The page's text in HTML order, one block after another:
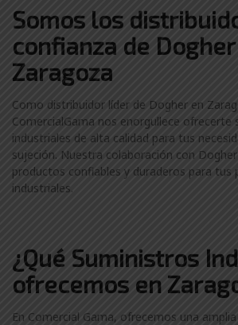
Somos los
confianza de
Zaragoza
Como distribuidor líder de Dogher en
ComercialGama nos enorgullece ofrecerte
industriales de alta calidad para tus
sujeción. Nuestra colaboración con
productos confiables y duraderos para tus
industriales.
¿Qué Suministros
ofrecemos en
En Comercial Gama, ofrecemos una